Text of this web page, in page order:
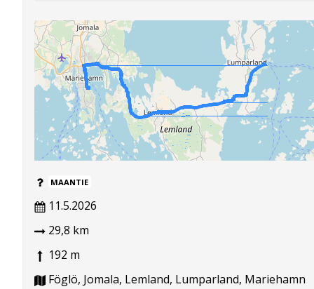
MAANTIE
11.5.2026
29,8 km
192 m
Föglö, Jomala, Lemland, Lumparland, Mariehamn